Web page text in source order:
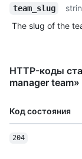
team_slug
The slug of the
HTTP-коды
manager team»
Код состояния
204